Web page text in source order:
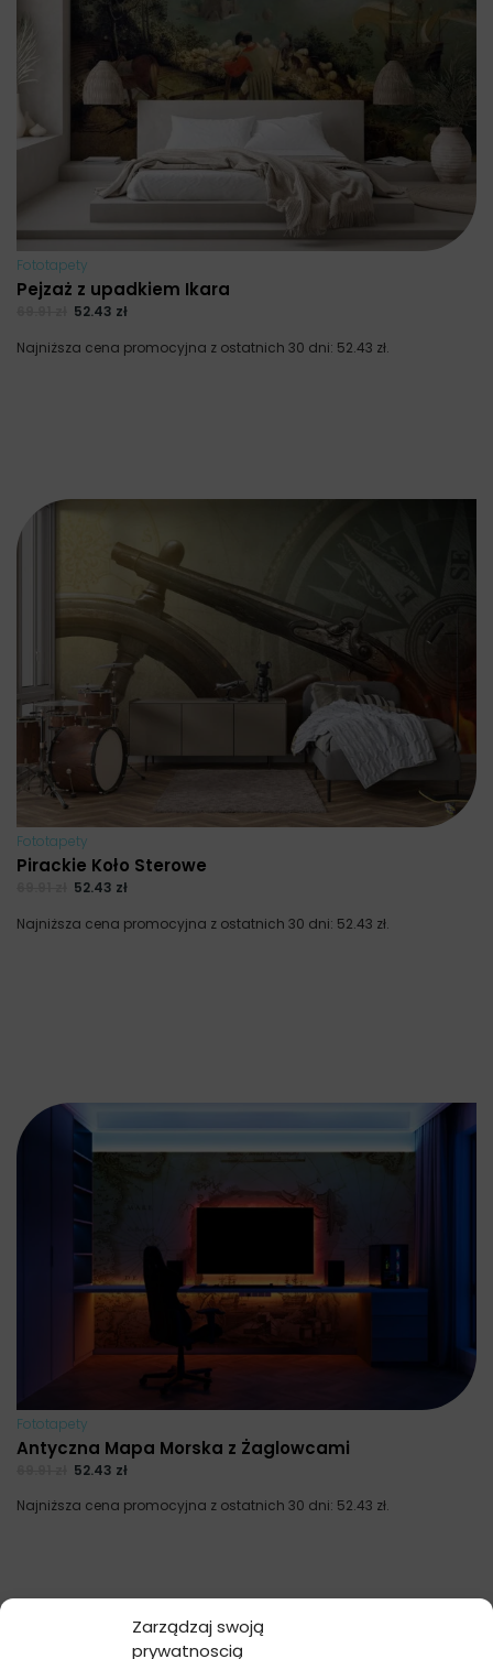
Zarządzaj swoją
prywatnoscią
Fototapety
Pejzaż z upadkiem Ikara
52.43 zł
Najniższa cena promocyjna z ostatnich 30 dni: 52.43 zł.
Fototapety
Pirackie Koło Sterowe
52.43 zł
Najniższa cena promocyjna z ostatnich 30 dni: 52.43 zł.
Fototapety
Antyczna Mapa Morska z Żaglowcami
52.43 zł
Najniższa cena promocyjna z ostatnich 30 dni: 52.43 zł.